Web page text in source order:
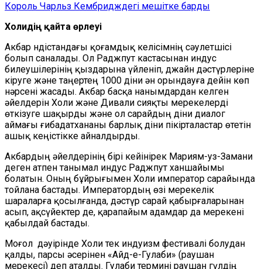
Король Чарльз Кембридждегі мешітке барды
Холидің қайта өрлеуі
Акбар Үндістандағы қоғамдық келісімнің сәулетшісі
болып саналады. Ол Раджпут кастасынан индус
билеушілерінің қыздарына үйленіп, джайн дәстүрлеріне
кіруге және таңертең 1000 діни ән орындауға дейін көп
нәрсені жасады. Акбар басқа нанымдардан келген
әйелдерін Холи және Дивали сияқты мерекелерді
өткізуге шақырды және ол сарайдың діни диалог
аймағы ғибадатхананы барлық діни пікірталастар өтетін
ашық кеңістікке айналдырды.
Акбардың әйелдерінің бірі кейінірек Мариям-уз-Замани
деген атпен танымал индус Раджпут ханшайымы
болатын. Оның бұйрығымен Холи император сарайында
тойлана бастады. Императордың өзі мерекелік
шараларға қосылғанда, дәстүр сарай қабырғаларынан
асып, ақсүйектер де, қарапайым адамдар да мерекені
қабылдай бастады.
Моғол дәуірінде Холи тек индуизм фестивалі болудан
қалды, парсы әсерінен «Айд-е-Гулаби» (раушан
мерекесі) деп аталды. Гулаби термині раушан гүлдің